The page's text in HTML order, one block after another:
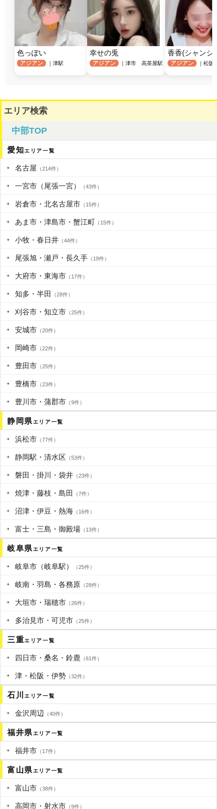
色っぽい
アジアン ｜津駅
幸せの兎
アジアン ｜津市 高茶屋駅
香香(シャンシ
アジアン ｜松阪
エリア検索
中部TOP
愛知エリア一覧
名古屋 （214件）
一宮市（尾張一宮） （43件）
岩倉市・北名古屋市 （15件）
あま市・津島市・蟹江町 （15件）
小牧・春日井 （44件）
尾張旭・瀬戸・長久手 （19件）
大府市・東海市 （17件）
知多・半田 （28件）
刈谷市・知立市 （25件）
安城市 （20件）
岡崎市 （22件）
豊田市 （25件）
豊橋市 （23件）
豊川市・蒲郡市 （9件）
静岡県エリア一覧
浜松市 （77件）
静岡駅・清水区 （53件）
磐田・掛川・袋井 （23件）
焼津・藤枝・島田 （7件）
沼津・伊豆・熱海 （16件）
富士・三島・御殿場 （13件）
岐阜県エリア一覧
岐阜市（岐阜駅） （25件）
岐南・羽島・各務原 （28件）
大垣市・瑞穂市 （26件）
多治見市・可児市 （25件）
三重エリア一覧
四日市・桑名・鈴鹿 （61件）
津・松阪・伊勢 （32件）
石川エリア一覧
金沢周辺 （40件）
福井県エリア一覧
福井市 （17件）
富山県エリア一覧
富山市 （38件）
高岡市・射水市 （9件）